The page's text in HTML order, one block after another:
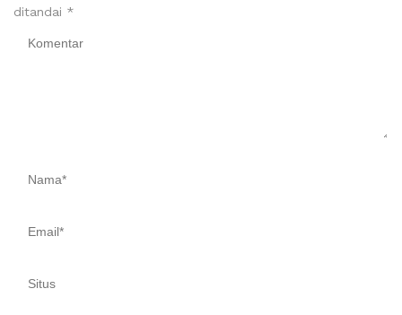
ditandai *